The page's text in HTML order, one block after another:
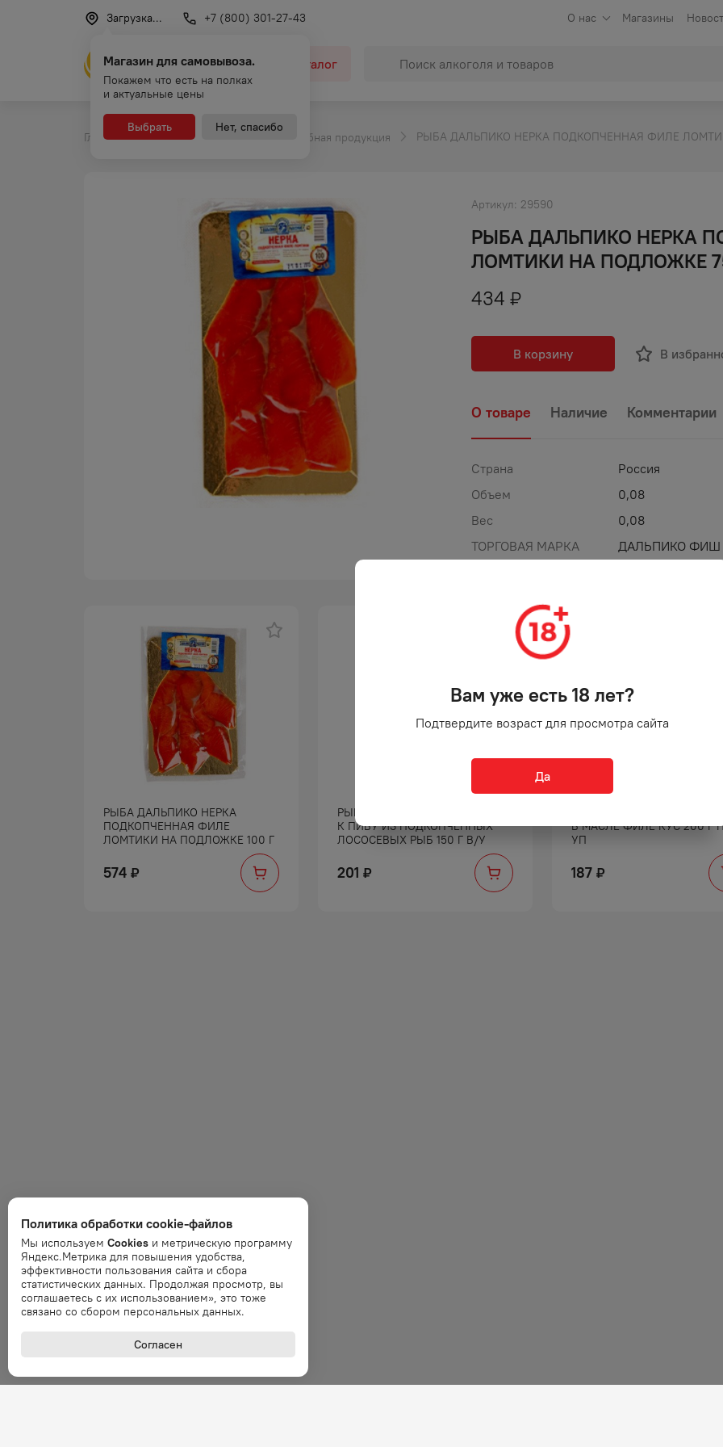
Загрузка... +7 (800) 301-27-43 О нас Магазины
Каталог
Магазин для самовывоза.
Покажем что есть на полках
и актуальные цены
Выбрать Нет, спасибо
Главная Каталог Продукты Рыбная продукция РЫБА ДАЛЬПИКО НЕРКА ПОДКОПЧЕННАЯ ФИЛЕ
Артикул: 29590
РЫБА ДАЛЬПИКО НЕРКА
ЛОМТИКИ НА ПОДЛОЖКЕ
434 ₽
В корзину В
О товаре Наличие Комментарии
Страна
Россия
Объем
0,08
Вес
0,08
ТОРГОВАЯ МАРКА
ДАЛЬПИКО ФИШ
РЫБА ДАЛЬПИКО НЕРКА
ПОДКОПЧЕННАЯ ФИЛЕ
ЛОМТИКИ НА ПОДЛОЖКЕ 100 Г
574 ₽
РЫБА ДАЛЬПИКО НАБОР
К ПИВУ ИЗ ПОДКОПЧЕННЫХ
ЛОСОСЕВЫХ РЫБ 150 Г В/У
201 ₽
В МАСЛЕ ФИЛЕ КУС 200 Г
УП
187 ₽
Вам уже есть 18 лет?
Подтвердите возраст для просмотра сайта
Да
Политика обработки cookie-файлов
Мы используем Cookies и метрическую программу
Яндекс.Метрика для повышения удобства,
эффективности пользования сайта и сбора
статистических данных. Продолжая просмотр, вы
соглашаетесь с их использованием», это тоже
связано со сбором персональных данных.
Согласен